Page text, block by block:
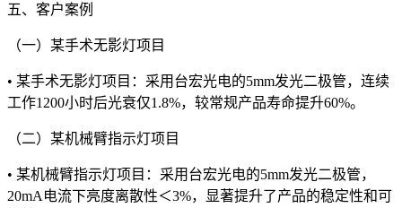
五、客户案例
（一）某手术无影灯项目
• 某手术无影灯项目：采用台宏光电的5mm发光二极管，连续
工作1200小时后光衰仅1.8%，较常规产品寿命提升60%。
（二）某机械臂指示灯项目
• 某机械臂指示灯项目：采用台宏光电的5mm发光二极管，
20mA电流下亮度离散性＜3%，显著提升了产品的稳定性和可